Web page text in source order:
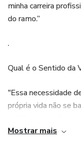
minha carreira
do ramo.”
.
Qual é o Sentido da
"Essa necessidade
própria vida não se
fundamentar a vida
Mostrar mais